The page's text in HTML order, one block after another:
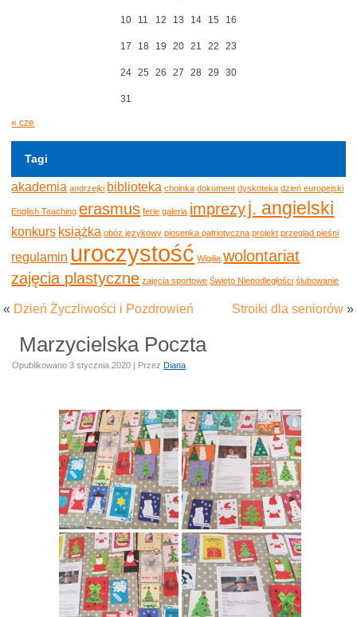
10 11 12 13 14 15 16
17 18 19 20 21 22 23
24 25 26 27 28 29 30
31
« cze
Tagi
akademia andrzejki biblioteka choinka dokument dyskoteka dzień europejski
English Teaching erasmus ferie galeria imprezyj. angielski
konkurs książka obóz językowy piosenka patriotyczna projekt przegląd pieśni
regulamin uroczystość Wigilia wolontariat
zajęcia plastyczne zajęcia sportowe Święto Niepodległości ślubowanie
« Dzień Życzliwości i Pozdrowień Stroiki dla seniorów»
Marzycielska Poczta
Opublikowano 3 stycznia 2020 | Przez Diana